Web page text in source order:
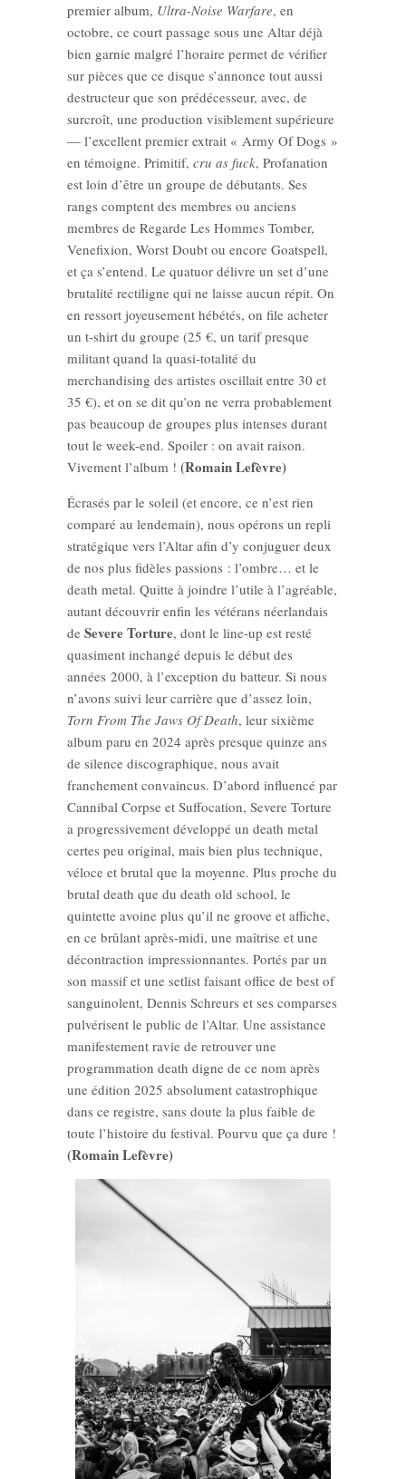
premier album, Ultra-Noise Warfare, en
octobre, ce court passage sous une Altar déjà
bien garnie malgré l’horaire permet de vérifier
sur pièces que ce disque s’annonce tout aussi
destructeur que son prédécesseur, avec, de
surcroît, une production visiblement supérieure
— l’excellent premier extrait « Army Of Dogs »
en témoigne. Primitif, cru as fuck, Profanation
est loin d’être un groupe de débutants. Ses
rangs comptent des membres ou anciens
membres de Regarde Les Hommes Tomber,
Venefixion, Worst Doubt ou encore Goatspell,
et ça s’entend. Le quatuor délivre un set d’une
brutalité rectiligne qui ne laisse aucun répit. On
en ressort joyeusement hébétés, on file acheter
un t-shirt du groupe (25 €, un tarif presque
militant quand la quasi-totalité du
merchandising des artistes oscillait entre 30 et
35 €), et on se dit qu’on ne verra probablement
pas beaucoup de groupes plus intenses durant
tout le week-end. Spoiler : on avait raison.
Vivement l’album ! (Romain Lefèvre)
Écrasés par le soleil (et encore, ce n’est rien
comparé au lendemain), nous opérons un repli
stratégique vers l’Altar afin d’y conjuguer deux
de nos plus fidèles passions : l’ombre… et le
death metal. Quitte à joindre l’utile à l’agréable,
autant découvrir enfin les vétérans néerlandais
de Severe Torture, dont le line-up est resté
quasiment inchangé depuis le début des
années 2000, à l’exception du batteur. Si nous
n’avons suivi leur carrière que d’assez loin,
Torn From The Jaws Of Death, leur sixième
album paru en 2024 après presque quinze ans
de silence discographique, nous avait
franchement convaincus. D’abord influencé par
Cannibal Corpse et Suffocation, Severe Torture
a progressivement développé un death metal
certes peu original, mais bien plus technique,
véloce et brutal que la moyenne. Plus proche du
brutal death que du death old school, le
quintette avoine plus qu’il ne groove et affiche,
en ce brûlant après-midi, une maîtrise et une
décontraction impressionnantes. Portés par un
son massif et une setlist faisant office de best of
sanguinolent, Dennis Schreurs et ses comparses
pulvérisent le public de l’Altar. Une assistance
manifestement ravie de retrouver une
programmation death digne de ce nom après
une édition 2025 absolument catastrophique
dans ce registre, sans doute la plus faible de
toute l’histoire du festival. Pourvu que ça dure !
(Romain Lefèvre)